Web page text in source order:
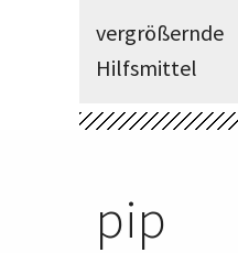
vergrößernde
Hilfsmittel
pip